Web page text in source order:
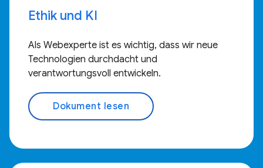
Ethik und KI
Als Webexperte ist es wichtig, dass wir neue
Technologien durchdacht und
verantwortungsvoll entwickeln.
Dokument lesen